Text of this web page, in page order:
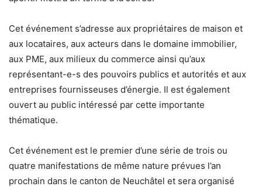
Cet événement s’adresse aux propriétaires de maison et
aux locataires, aux acteurs dans le domaine immobilier,
aux PME, aux milieux du commerce ainsi qu’aux
représentant-e-s des pouvoirs publics et autorités et aux
entreprises fournisseuses d’énergie. Il est également
ouvert au public intéressé par cette importante
thématique.
Cet événement est le premier d’une série de trois ou
quatre manifestations de même nature prévues l’an
prochain dans le canton de Neuchâtel et sera organisé